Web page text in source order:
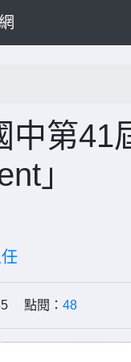
中第41
」
點閱： 48